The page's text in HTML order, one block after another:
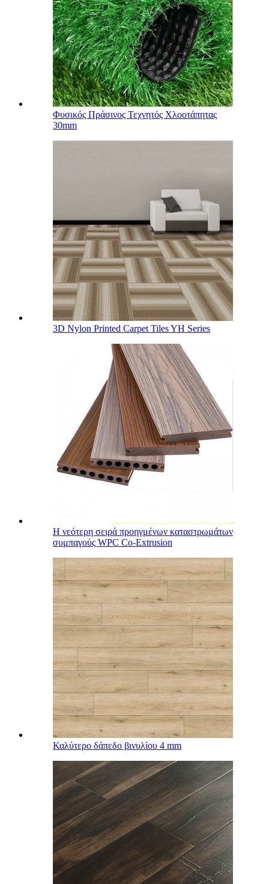
Φυσικός Πράσινος Τεχνητός Χλοοτάπητας
30mm
3D Nylon Printed Carpet Tiles YH Series
Η νεότερη σειρά προηγμένων καταστρωμάτων
συμπαγούς WPC Co-Extrusion
Καλύτερο δάπεδο βινυλίου 4 mm